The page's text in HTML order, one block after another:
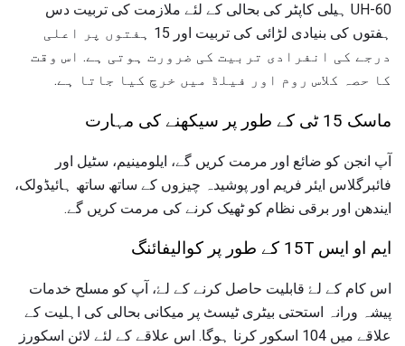
UH-60 ہیلی کاپٹر کی بحالی کے لئے ملازمت کی تربیت دس
ہفتوں کی بنیادی لڑائی کی تربیت اور 15 ہفتوں پر اعلی
درجے کی انفرادی تربیت کی ضرورت ہوتی ہے. اس وقت
کا حصہ کلاس روم اور فیلڈ میں خرچ کیا جاتا ہے.
ماسک 15 ٹی کے طور پر سیکھنے کی مہارت
آپ انجن کو ضائع اور مرمت کریں گے، ایلومینیم، سٹیل اور
فائبرگلاس ایئر فریم اور پوشیدہ چیزوں کے ساتھ ساتھ ہائیڈولک،
ایندھن اور برقی نظام کو ٹھیک کرنے کی مرمت کریں گے.
ایم او ایس 15T کے طور پر کوالیفائنگ
اس کام کے لۓ قابلیت حاصل کرنے کے لۓ، آپ کو مسلح خدمات
پیشہ ورانہ استحتی بیٹری ٹیسٹ پر میکانی بحالی کی اہلیت کے
علاقے میں 104 اسکور کرنا ہوگا. اس علاقے کے لئے لائن اسکورز